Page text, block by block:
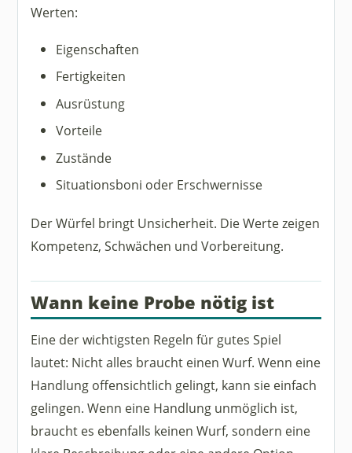
Werten:
Eigenschaften
Fertigkeiten
Ausrüstung
Vorteile
Zustände
Situationsboni oder Erschwernisse
Der Würfel bringt Unsicherheit. Die Werte zeigen
Kompetenz, Schwächen und Vorbereitung.
Wann keine Probe nötig ist
Eine der wichtigsten Regeln für gutes Spiel
lautet: Nicht alles braucht einen Wurf. Wenn eine
Handlung offensichtlich gelingt, kann sie einfach
gelingen. Wenn eine Handlung unmöglich ist,
braucht es ebenfalls keinen Wurf, sondern eine